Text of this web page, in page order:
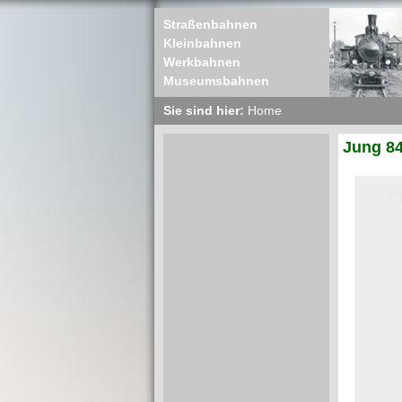
Straßenbahnen
Kleinbahnen
Werkbahnen
Museumsbahnen
Sie sind hier: Home
Jung